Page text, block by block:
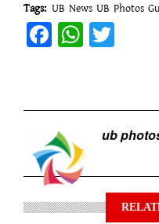
Tags UB News UB Photos
Facebook
ub